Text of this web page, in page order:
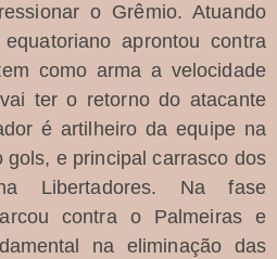
o Grêmio. Atuando
aprontou contra
como arma a velocidade
ter o retorno do atacante
é artilheiro da equipe na
gols, e principal carrasco dos
Libertadores. Na fase
contra o Palmeirase
na eliminação das